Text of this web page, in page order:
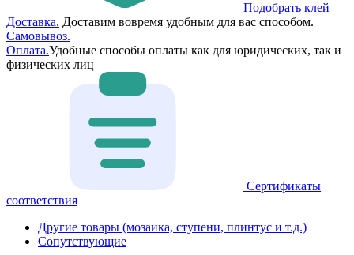
Подобрать клей
Доставка. Доставим вовремя удобным для вас способом.
Самовывоз.
Оплата.Удобные способы оплаты как для юридических, так и
физических лиц
Сертификаты
соответствия
Другие товары (мозаика, ступени, плинтус и т.д.)
Сопутствующие